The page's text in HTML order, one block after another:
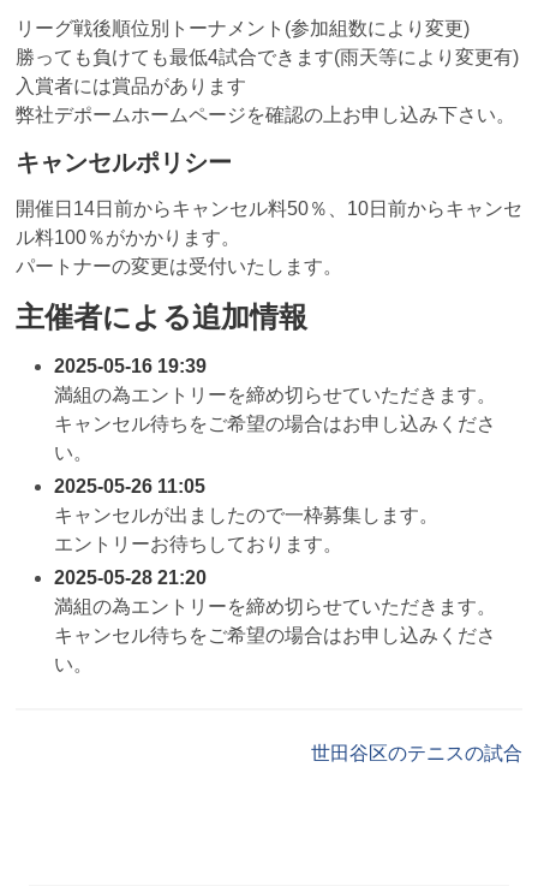
リーグ戦後順位別トーナメント(参加組数により変更)
勝っても負けても最低4試合できます(雨天等により変更有)
入賞者には賞品があります
弊社デポームホームページを確認の上お申し込み下さい。
キャンセルポリシー
開催日14日前からキャンセル料50％、10日前からキャンセ
ル料100％がかかります。
パートナーの変更は受付いたします。
主催者による追加情報
2025-05-16 19:39
満組の為エントリーを締め切らせていただきます。
キャンセル待ちをご希望の場合はお申し込みくださ
い。
2025-05-26 11:05
キャンセルが出ましたので一枠募集します。
エントリーお待ちしております。
2025-05-28 21:20
満組の為エントリーを締め切らせていただきます。
キャンセル待ちをご希望の場合はお申し込みくださ
い。
世田谷区のテニスの試合